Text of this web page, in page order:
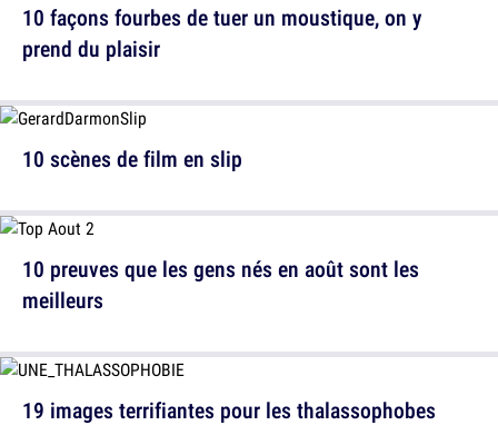
10 scènes de film en slip
19 images terrifiantes pour les thalassophobes
10 façons fourbes de tuer un moustique, on y
prend du plaisir
10 preuves que les gens nés en août sont les
meilleurs